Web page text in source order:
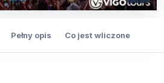
Pełny opis Co jest wliczone